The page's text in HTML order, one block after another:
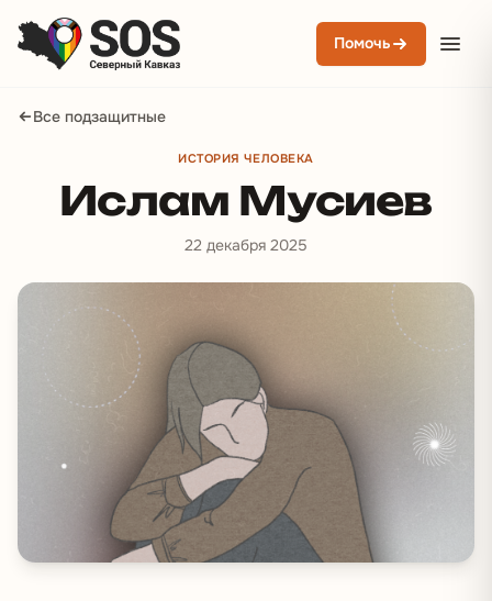
Помочь
Все подзащитные
ИСТОРИЯ ЧЕЛОВЕКА
Ислам Мусиев
22 декабря 2025